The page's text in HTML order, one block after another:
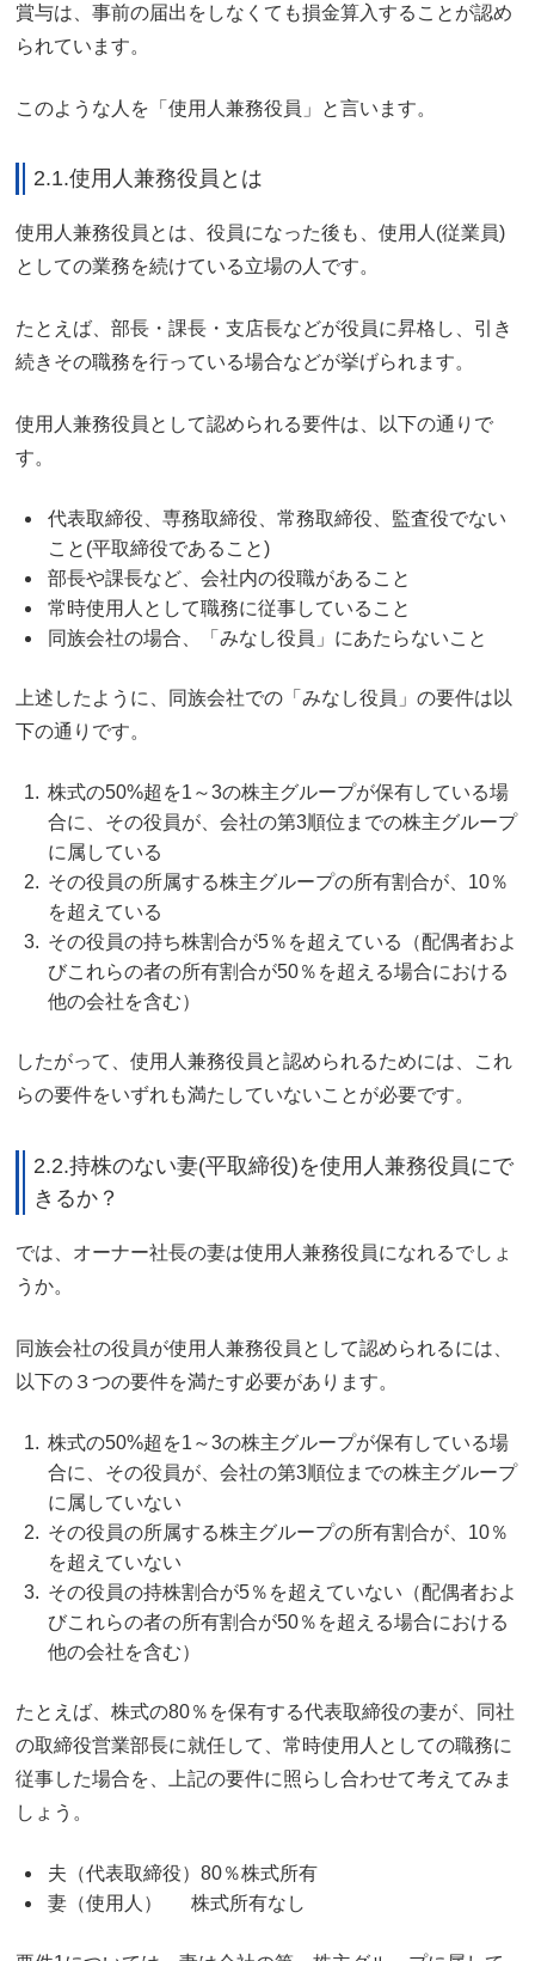
賞与は、事前の届出をしなくても損金算入することが認め
られています。
このような人を「使用人兼務役員」と言います。
2.1.使用人兼務役員とは
使用人兼務役員とは、役員になった後も、 使用人(従業員)
としての業務を続けている立場の人です。
たとえば、部長・課長・支店長などが役員に昇格し、引き
続きその職務を行っている場合などが挙げられます。
使用人兼務役員として認められる要件は、以下の通りで
す。
代表取締役、専務取締役、常務取締役、監査役でない
こと(平取締役であること)
部長や課長など、会社内の役職があること
常時使用人として職務に従事していること
同族会社の場合、「 みなし役員」にあたらないこと
上述したように、同族会社での「みなし役員」の要件は以
下の通りです。
株式の50%超を1～3の株主グループが保有している場
合に、その役員が、会社の第3順位までの株主グループ
に属している
その役員の所属する株主グループの所有割合が、10％
を超えている
その役員の持ち株割合が5％を超えている（配偶者およ
びこれらの者の所有割合が50％を超える場合における
他の会社を含む）
したがって、使用人兼務役員と認められるためには、
これ
らの要件をいずれも満たしていないこと が必要です。
2.2.持株のない妻(平取締役)を使用人兼務役員にで
きるか？
では、オーナー社長の妻は使用人兼務役員になれるでしょ
うか。
同族会社の役員が使用人兼務役員として認められるには、
以下の３つの要件を満たす必要があります。
株式の50%超を1～3の株主グループが保有している場
合に、その役員が、 会社の第3順位までの株主グループ
に属していない
その役員の所属する株主グループの所有割合が、 10％
を超えていない
その役員の持株割合が5％を超えていない （配偶者およ
びこれらの者の所有割合が50％を超える場合における
他の会社を含む）
たとえば、株式の80％を保有する代表取締役の妻が、同社
の取締役営業部長に就任して、常時使用人としての職務に
従事した場合を、上記の要件に照らし合わせて考えてみま
しょう。
夫（代表取締役）80％株式所有
妻（使用人） 株式所有なし